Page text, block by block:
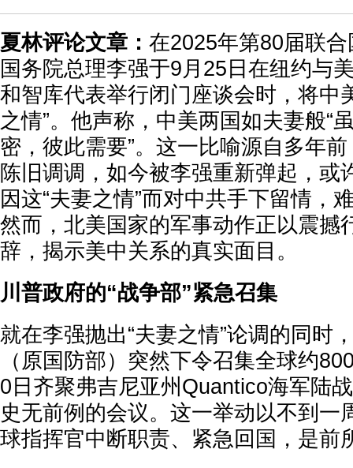
夏林评论文章： 在2025年第80届联
国务院总理李强于9月25日在纽约与
和智库代表举行闭门座谈会时，将中
之情”。他声称，中美两国如夫妻般“
密，彼此需要”。这一比喻源自多年
陈旧调调，如今被李强重新弹起，或
因这“夫妻之情”而对中共手下留情，
然而，北美国家的军事动作正以震撼
辞，揭示美中关系的真实面目。
川普政府的“战争部”紧急召集
就在李强抛出“夫妻之情”论调的同时
（原国防部）突然下令召集全球约
0日齐聚弗吉尼亚州Quantico海军陆
史无前例的会议。这一举动以不到一
球指挥官中断职责、紧急回国，是前